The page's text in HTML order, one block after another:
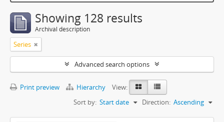
Showing 128 results
Archival description
Series
Advanced search options
Print preview Hierarchy
View:
Sort by: Start date Direction: Ascending